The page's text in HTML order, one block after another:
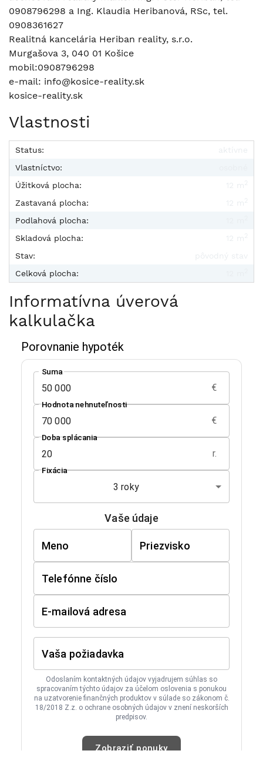
0908796298 a Ing. Klaudia Heribanová, RSc, tel.
0908361627
Realitná kancelária Heriban reality, s.r.o.
Murgašova 3, 040 01 Košice
mobil:0908796298
e-mail: info@kosice-reality.sk
kosice-reality.sk
Vlastnosti
Status:
Vlastníctvo:
Úžitková plocha:
Zastavaná plocha:
Podlahová plocha:
Skladová plocha:
Stav:
Celková plocha:
Informatívna úverová
kalkulačka